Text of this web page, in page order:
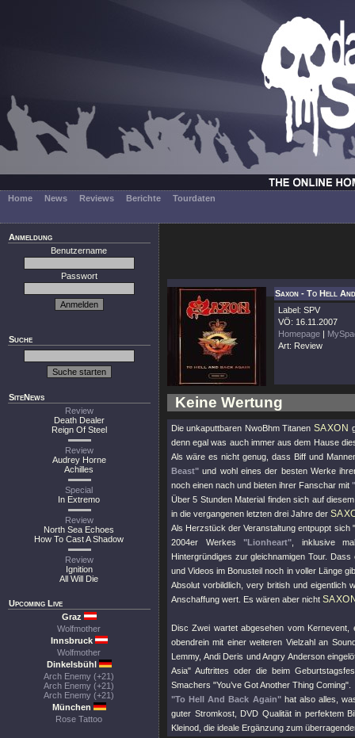
Home News Reviews Berichte Tourdaten
Anmeldung
Benutzername
Passwort
Suche
SiteNews
Review
Death Dealer
Reign Of Steel
Review
Audrey Horne
Achilles
Special
In Extremo
Review
North Sea Echoes
How To Cast A Shadow
Review
Ignition
All Will Die
Upcoming Live
Graz
Wolfmother
Innsbruck
Wolfmother
Dinkelsbühl
Arch Enemy (+21)
Arch Enemy (+21)
Arch Enemy (+21)
München
Rose Tattoo
Saxon - To Hell
Label: SPV
VÖ: 16.11.2007
Homepage |
Art: Review
Keine Wertung
Die unkaputtbaren NwoBhm Titanen SAXON
denn egal was auch immer aus dem Hause
Als wäre es nicht genug, dass Biff und
Beast" und wohl eines der besten Werke
noch einen nach und bieten ihrer Fanschar mit
Über 5 Stunden Material finden sich auf
in die vergangenen letzten drei Jahre der
Als Herzstück der Veranstaltung entpuppt sich
2004er Werkes"Lionheart" , inklusive
Hintergründiges zur gleichnamigen Tour.
und Videos im Bonusteil noch in voller Länge
Absolut vorbildlich, very british und eigentlich
Anschaffung wert. Es wären aber nicht
Disc Zwei wartet abgesehen vom
obendrein mit einer weiteren Vielzahl an
Lemmy, Andi Deris und Angry Anderson
Asia" Auftrittes oder die beim
Smachers "You’ve Got Another Thing Coming"
"To Hell And Back Again"hat also alles,
guter Stromkost, DVD Qualität in perfektem
Kleinod, die ideale Ergänzung zum